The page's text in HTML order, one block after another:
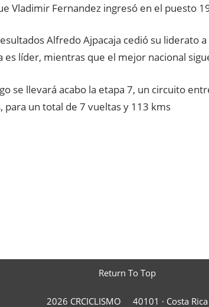
Vladimir Fernandez ingresó en el puesto
Alfredo Ajpacaja cedió su liderato
es líder, mientras que el mejor nacional
se llevará acabo la etapa 7, un circuito
para un total de 7 vueltas y 113 kms
Return To Top
2026 CRCICLISMO 40101 · Costa Rica